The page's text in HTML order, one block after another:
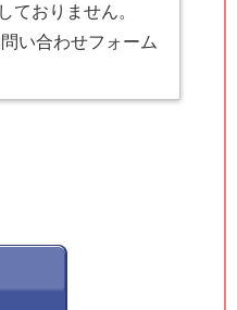
ておりません。
い合わせフォーム